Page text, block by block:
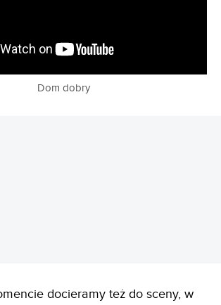
Dom dobry
docieramy też do sceny, w